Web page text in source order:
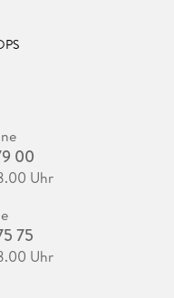
00
Uhr
75
Uhr